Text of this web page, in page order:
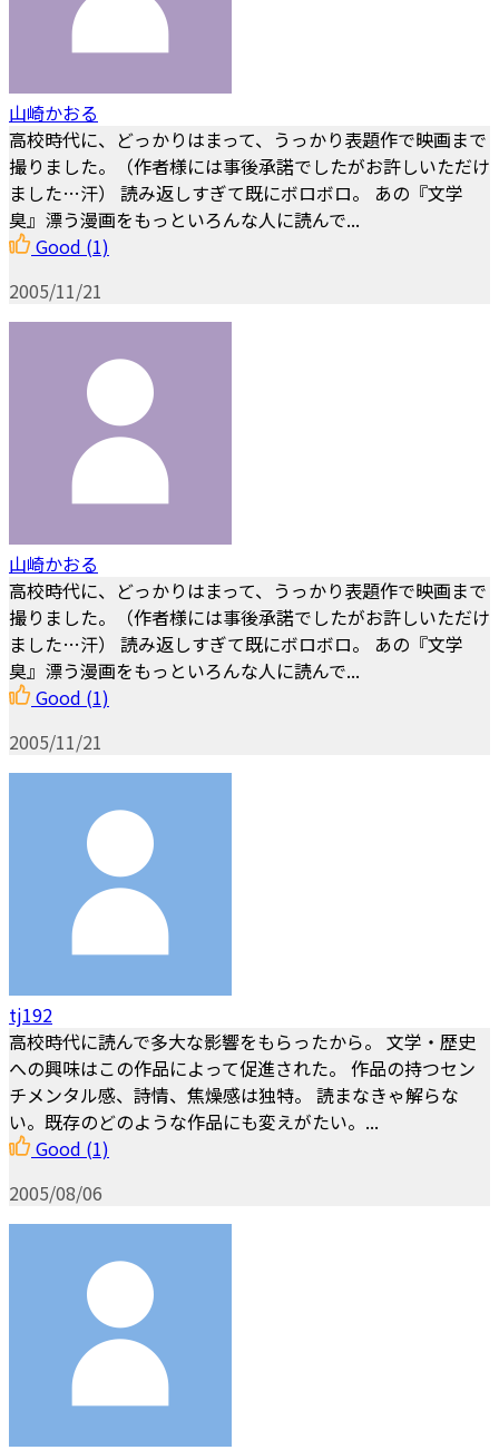
山崎かおる
高校時代に、どっかりはまって、うっかり表題作で映画まで
撮りました。（作者様には事後承諾でしたがお許しいただけ
ました…汗） 読み返しすぎて既にボロボロ。 あの『文学
臭』漂う漫画をもっといろんな人に読んで...
Good (1)
2005/11/21
山崎かおる
高校時代に、どっかりはまって、うっかり表題作で映画まで
撮りました。（作者様には事後承諾でしたがお許しいただけ
ました…汗） 読み返しすぎて既にボロボロ。 あの『文学
臭』漂う漫画をもっといろんな人に読んで...
Good (1)
2005/11/21
tj192
高校時代に読んで多大な影響をもらったから。 文学・歴史
への興味はこの作品によって促進された。 作品の持つセン
チメンタル感、詩情、焦燥感は独特。 読まなきゃ解らな
い。既存のどのような作品にも変えがたい。...
Good (1)
2005/08/06